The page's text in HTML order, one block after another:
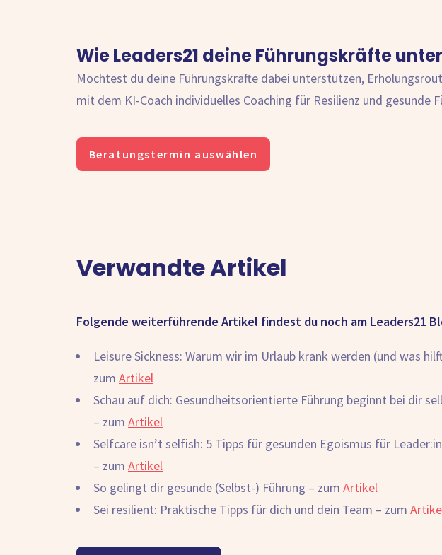
Wie Leaders21 deine Führungskräfte
Möchtest du deine Führungskräfte dabei unterstützen,
mit dem KI-Coach individuelles Coaching für Resilienz und gesunde
Beratungstermin auswählen
Verwandte Artikel
Folgende weiterführende Artikel findest du noch am Leaders21
Leisure Sickness: Warum wir im Urlaub krank werden (und was
zum Artikel
Schau auf dich: Gesundheitsorientierte Führung beginnt bei dir
– zum Artikel
Selfcare isn’t selfish: 5 Tipps für gesunden Egoismus für
– zum Artikel
So gelingt dir gesunde (Selbst-) Führung – zum Artikel
Sei resilient: Praktische Tipps für dich und dein Team – zum